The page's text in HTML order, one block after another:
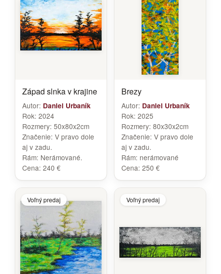
Západ slnka v krajine
Autor: Daniel Urbaník
Rok: 2024
Rozmery: 50x80x2cm
Značenie: V pravo dole
aj v zadu.
Rám: Nerámované.
Cena: 240 €
Brezy
Autor: Daniel Urbaník
Rok: 2025
Rozmery: 80x30x2cm
Značenie: V pravo dole
aj v zadu.
Rám: nerámované
Cena: 250 €
Voľný predaj Voľný predaj